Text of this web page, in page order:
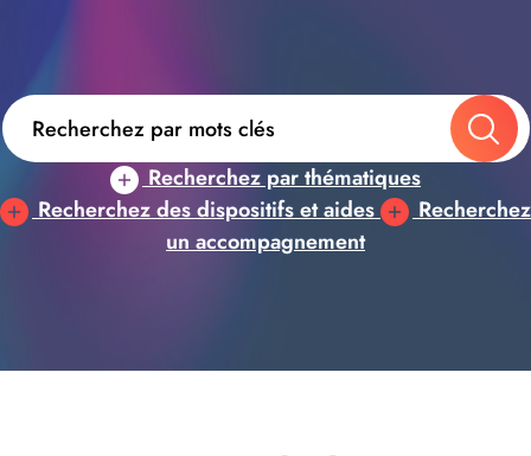
Recherchez par thématiques
Recherchez des dispositifs et aides
Recherchez
un accompagnement